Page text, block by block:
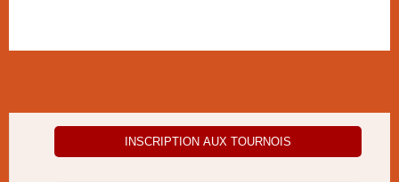
INSCRIPTION AUX TOURNOIS